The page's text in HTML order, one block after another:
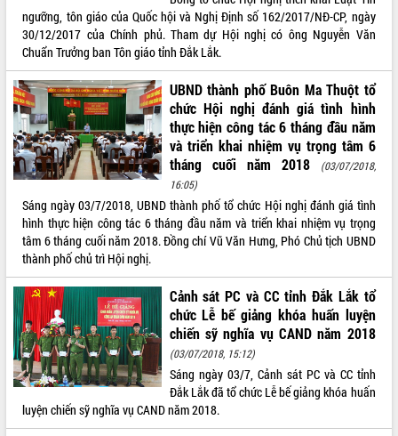
LIÊN KẾT WEB
THỐNG KÊ TRUY CẬP
Hôm nay: 593
Tất cả: 66045916
ngưỡng, tôn giáo của Quốc hội và Nghị Định số 162/2017/NĐ-CP, ngày
30/12/2017 của Chính phủ. Tham dự Hội nghị có ông Nguyễn Văn
Chuẩn Trưởng ban Tôn giáo tỉnh Đắk Lắk.
UBND thành phố Buôn Ma Thuột tổ
chức Hội nghị đánh giá tình hình
thực hiện công tác 6 tháng đầu năm
và triển khai nhiệm vụ trọng tâm 6
tháng cuối năm 2018
(03/07/2018,
16:05)
Sáng ngày 03/7/2018, UBND thành phố tổ chức Hội nghị đánh giá tình
hình thực hiện công tác 6 tháng đầu năm và triển khai nhiệm vụ trọng
tâm 6 tháng cuối năm 2018. Đồng chí Vũ Văn Hưng, Phó Chủ tịch UBND
thành phố chủ trì Hội nghị.
Cảnh sát PC và CC tỉnh Đắk Lắk tổ
chức Lễ bế giảng khóa huấn luyện
chiến sỹ nghĩa vụ CAND năm 2018
(03/07/2018, 15:12)
Sáng ngày 03/7, Cảnh sát PC và CC tỉnh
Đắk Lắk đã tổ chức Lễ bế giảng khóa huấn
luyện chiến sỹ nghĩa vụ CAND năm 2018.